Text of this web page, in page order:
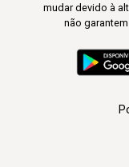
mudar devido à
não